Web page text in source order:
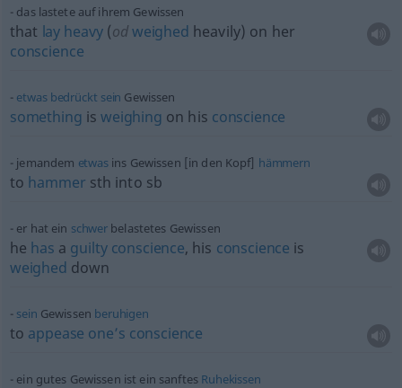
das lastete auf ihrem Gewissen
that lay heavy(odweighed heavily) on her
conscience
etwas bedrückt sein Gewissen
something isweighing on his conscience
jemandem etwasins Gewissen [in den Kopf] hämmern
to hammer sth into sb
er hat ein schwer belastetes Gewissen
he has a guilty conscience, his conscience is
weighed down
sein Gewissen beruhigen
to appease one’s conscience
ein gutes Gewissen ist ein sanftes Ruhekissen